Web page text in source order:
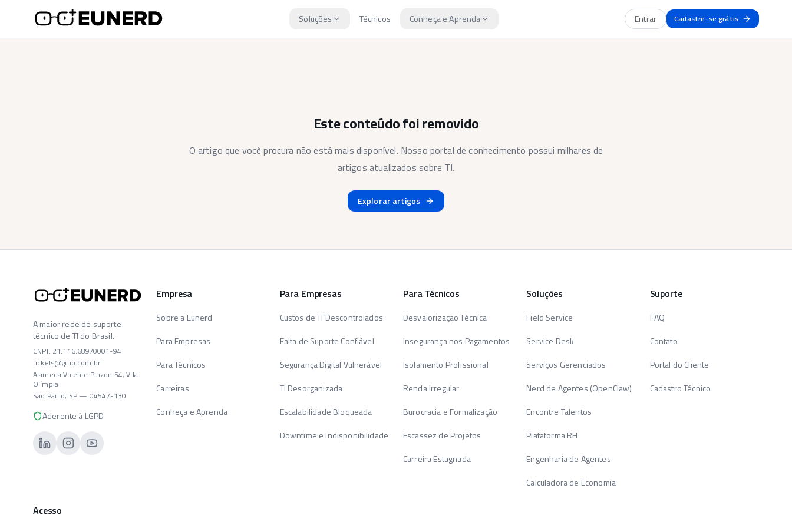
Soluções Técnicos Conheça e Aprenda Entrar Cadastre-se grátis
Este conteúdo foi removido
O artigo que você procura não está mais disponível. Nosso portal de conhecimento possui milhares de
artigos atualizados sobre TI.
Explorar artigos
A maior rede de suporte
técnico de TI do Brasil.
CNPJ: 21.116.689/0001-94
tickets@guio.com.br
Alameda Vicente Pinzon 54, Vila
Olímpia
São Paulo, SP — 04547-130
Aderente à LGPD
Empresa
Sobre a Eunerd
Para Empresas
Para Técnicos
Carreiras
Conheça e Aprenda
Para Empresas
Custos de TI Descontrolados
Falta de Suporte Confiável
Segurança Digital Vulnerável
TI Desorganizada
Escalabilidade Bloqueada
Downtime e Indisponibilidade
Para Técnicos
Desvalorização Técnica
Insegurança nos Pagamentos
Isolamento Profissional
Renda Irregular
Burocracia e Formalização
Escassez de Projetos
Carreira Estagnada
Soluções
Field Service
Service Desk
Serviços Gerenciados
Nerd de Agentes (OpenClaw)
Encontre Talentos
Plataforma RH
Engenharia de Agentes
Calculadora de Economia
Suporte
FAQ
Contato
Portal do Cliente
Cadastro Técnico
Acesso